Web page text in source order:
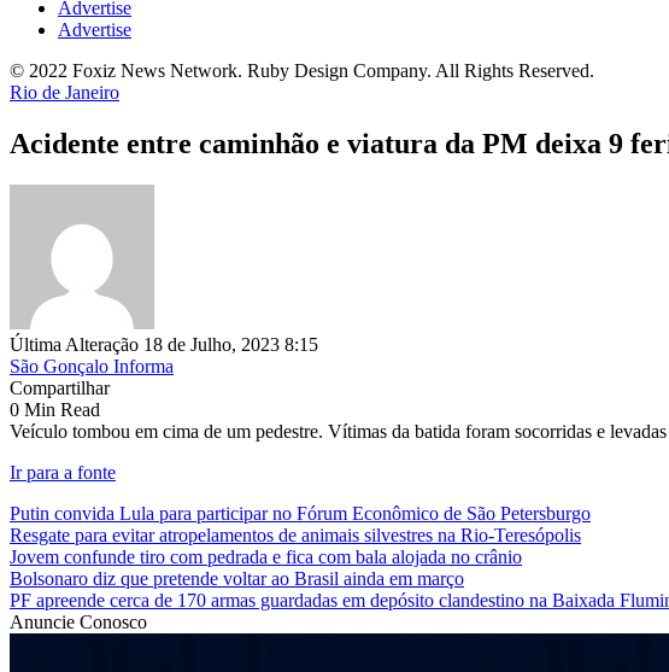
Advertise
Advertise
© 2022 Foxiz News Network. Ruby Design Company. All Rights Reserved.
Rio de Janeiro
Acidente entre caminhão e viatura da PM deixa 9
Última Alteração 18 de Julho, 2023 8:15
São Gonçalo Informa
Compartilhar
0 Min Read
Veículo tombou em cima de um pedestre. Vítimas da batida foram socorridas e
Ir para a fonte
Putin convida Lula para participar no Fórum Econômico de São Petersburgo
Resgate para evitar atropelamentos de animais silvestres na Rio-Teresópolis
Jovem confunde tiro com pedrada e fica com bala alojada no crânio
Bolsonaro diz que pretende voltar ao Brasil ainda em março
PF apreende cerca de 170 armas guardadas em depósito clandestino na Baixada
Anuncie Conosco